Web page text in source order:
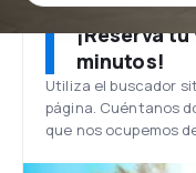
¡Reserva
minutos!
Utiliza el buscador
página. Cuéntanos
que nos ocupemos